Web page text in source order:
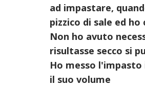
ad impastare,
pizzico di sale ed
Non ho avuto
risultasse secco si
Ho messo
il suo volume